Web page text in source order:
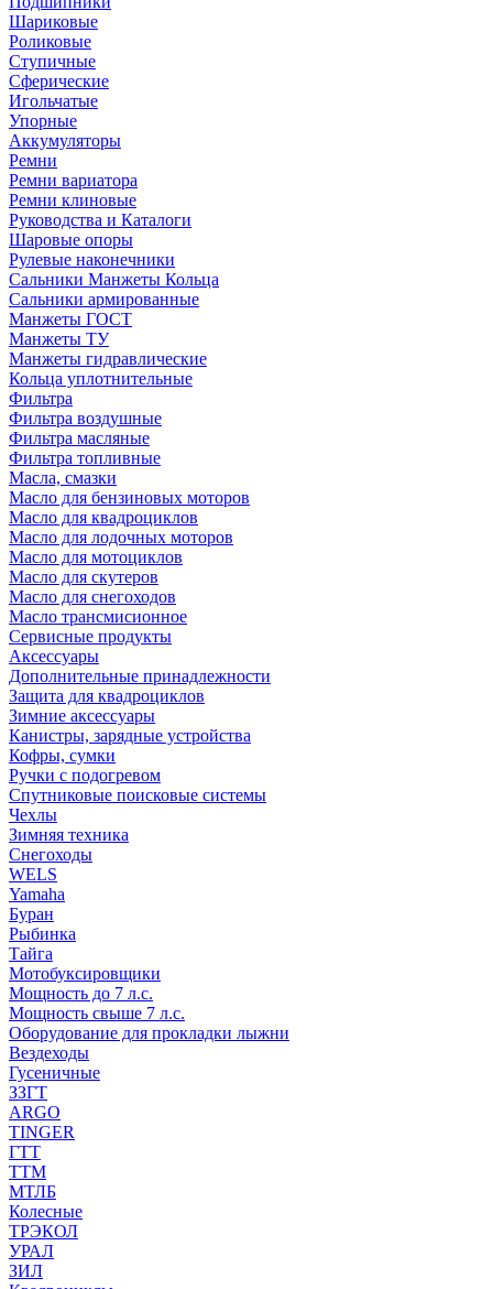
Шариковые
Роликовые
Ступичные
Сферические
Игольчатые
Упорные
Аккумуляторы
Ремни
Ремни вариатора
Ремни клиновые
Руководства и Каталоги
Шаровые опоры
Рулевые наконечники
Сальники Манжеты Кольца
Сальники армированные
Манжеты ГОСТ
Манжеты ТУ
Манжеты гидравлические
Кольца уплотнительные
Фильтра
Фильтра воздушные
Фильтра масляные
Фильтра топливные
Масла, смазки
Масло для бензиновых моторов
Масло для квадроциклов
Масло для лодочных моторов
Масло для мотоциклов
Масло для скутеров
Масло для снегоходов
Масло трансмисионное
Сервисные продукты
Аксессуары
Дополнительные принадлежности
Защита для квадроциклов
Зимние аксессуары
Канистры, зарядные устройства
Кофры, сумки
Ручки с подогревом
Спутниковые поисковые системы
Чехлы
Зимняя техника
Снегоходы
WELS
Yamaha
Буран
Рыбинка
Тайга
Мотобуксировщики
Мощность до 7 л.с.
Мощность свыше 7 л.с.
Оборудование для прокладки лыжни
Вездеходы
Гусеничные
ЗЗГТ
ARGO
TINGER
ГТТ
ТТМ
МТЛБ
Колесные
ТРЭКОЛ
УРАЛ
ЗИЛ